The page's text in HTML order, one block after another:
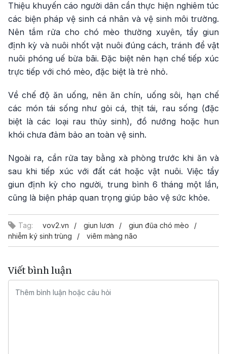
Thiệu khuyến cáo người dân cần thực hiện nghiêm túc
các biện pháp vệ sinh cá nhân và vệ sinh môi trường.
Nên tắm rửa cho chó mèo thường xuyên, tẩy giun
định kỳ và nuôi nhốt vật nuôi đúng cách, tránh để vật
nuôi phóng uế bừa bãi. Đặc biệt nên hạn chế tiếp xúc
trực tiếp với chó mèo, đặc biệt là trẻ nhỏ.
Về chế độ ăn uống, nên ăn chín, uống sôi, hạn chế
các món tái sống như gỏi cá, thịt tái, rau sống (đặc
biệt là các loại rau thủy sinh), đồ nướng hoặc hun
khói chưa đảm bảo an toàn vệ sinh.
Ngoài ra, cần rửa tay bằng xà phòng trước khi ăn và
sau khi tiếp xúc với đất cát hoặc vật nuôi. Việc tẩy
giun định kỳ cho người, trung bình 6 tháng một lần,
cũng là biện pháp quan trọng giúp bảo vệ sức khỏe.
Tag: vov2.vn giun lươn
giun đũa chó mèo
nhiễm ký sinh trùng
viêm màng não
Viết bình luận